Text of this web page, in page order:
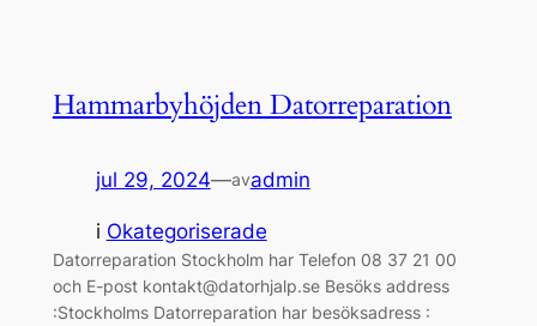
Hammarbyhöjden Datorreparation
jul 29, 2024—avadmin
i Okategoriserade
Datorreparation Stockholm har Telefon 08 37 21 00
och E-post kontakt@datorhjalp.se Besöks address
:Stockholms Datorreparation har besöksadress :